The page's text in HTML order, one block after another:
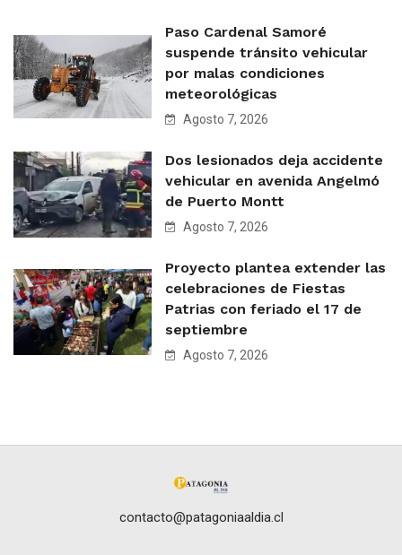
Paso Cardenal Samoré
suspende tránsito vehicular
por malas condiciones
meteorológicas
Agosto 7, 2026
Dos lesionados deja accidente
vehicular en avenida Angelmó
de Puerto Montt
Agosto 7, 2026
Proyecto plantea extender las
celebraciones de Fiestas
Patrias con feriado el 17 de
septiembre
Agosto 7, 2026
contacto@patagoniaaldia.cl